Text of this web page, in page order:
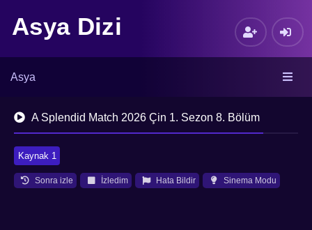
Asya Dizi
Asya
A Splendid Match 2026 Çin 1. Sezon 8. Bölüm
Kaynak 1
Sonra izle İzledim Hata Bildir Sinema Modu